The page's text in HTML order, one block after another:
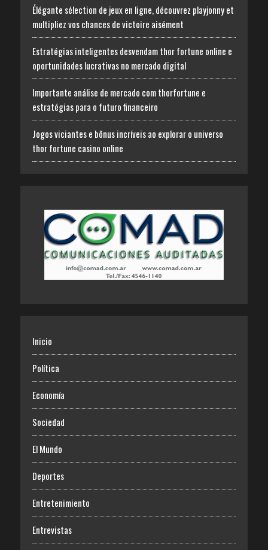
Élégante sélection de jeux en ligne, découvrez playjonny et
multipliez vos chances de victoire aisément
Estratégias inteligentes desvendam thor fortune online e
oportunidades lucrativas no mercado digital
Importante análise de mercado com thorfortune e
estratégias para o futuro financeiro
Jogos viciantes e bônus incríveis ao explorar o universo
thor fortune casino online
Inicio
Política
Economía
Sociedad
El Mundo
Deportes
Entretenimiento
Entrevistas